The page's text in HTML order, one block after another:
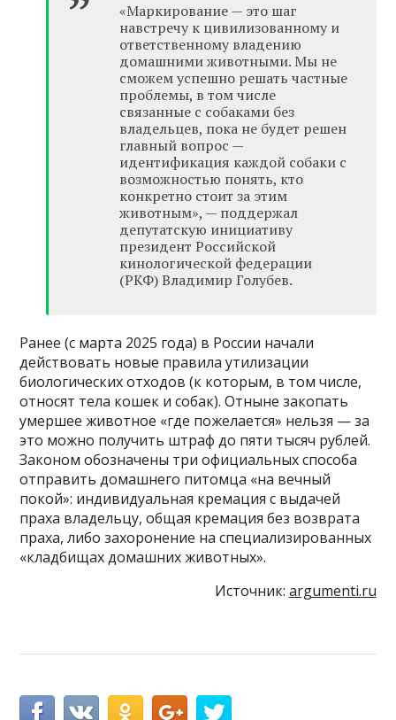
«Маркирование — это шаг
навстречу к цивилизованному и
ответственному владению
домашними животными. Мы не
сможем успешно решать частные
проблемы, в том числе
связанные с собаками без
владельцев, пока не будет решен
главный вопрос —
идентификация каждой собаки с
возможностью понять, кто
конкретно стоит за этим
животным», — поддержал
депутатскую инициативу
президент Российской
кинологической федерации
(РКФ) Владимир Голубев.
Ранее (с марта 2025 года) в России начали
действовать новые правила утилизации
биологических отходов (к которым, в том числе,
относят тела кошек и собак). Отныне закопать
умершее животное «где пожелается» нельзя — за
это можно получить штраф до пяти тысяч рублей.
Законом обозначены три официальных способа
отправить домашнего питомца «на вечный
покой»: индивидуальная кремация с выдачей
праха владельцу, общая кремация без возврата
праха, либо захоронение на специализированных
«кладбищах домашних животных».
Источник: argumenti.ru